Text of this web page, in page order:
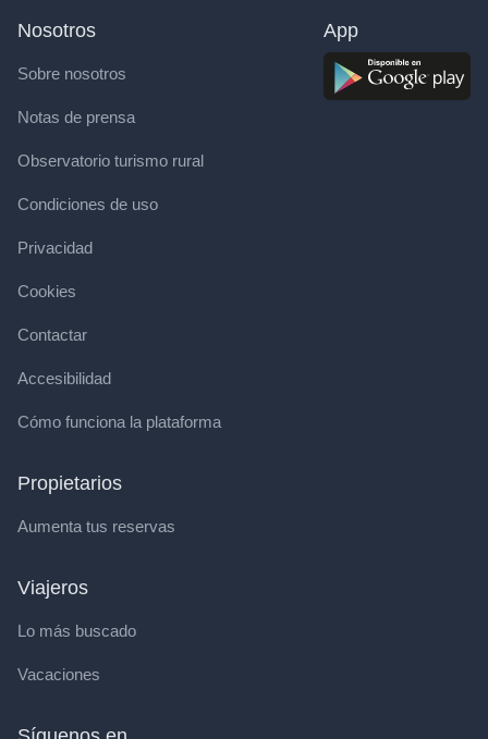
Nosotros
Sobre nosotros
Notas de prensa
Observatorio turismo rural
Condiciones de uso
Privacidad
Cookies
Contactar
Accesibilidad
Cómo funciona la plataforma
Propietarios
Aumenta tus reservas
Viajeros
Lo más buscado
Vacaciones
App